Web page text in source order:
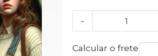
-
Calcular o frete